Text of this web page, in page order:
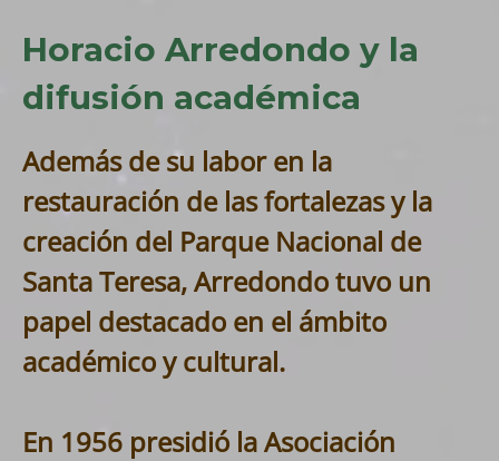
Horacio Arredondo y la
difusión académica
Además de su labor en la
restauración de las fortalezas y la
creación del Parque Nacional de
Santa Teresa, Arredondo tuvo un
papel destacado en el ámbito
académico y cultural.
En 1956 presidió la Asociación